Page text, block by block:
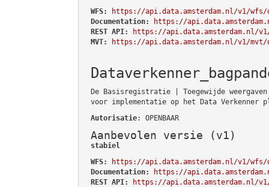
WFS:
https://api.data.amsterdam.nl/v1/wfs/
Documentation:
https://
REST API:
https://api.data.amsterdam.nl/
MVT:
https://api.data.amsterdam.nl/v1/mvt/
De Basisregistratie | Toegewijde
voor implementatie op het Data Verkenner
Autorisatie: OPENBAAR
Aanbevolen versie (v1)
stabiel
WFS:
https://api.data.amsterdam.nl/v1/wfs/
Documentation:
https://
REST API:
https://api.data.amsterdam.nl/v1/